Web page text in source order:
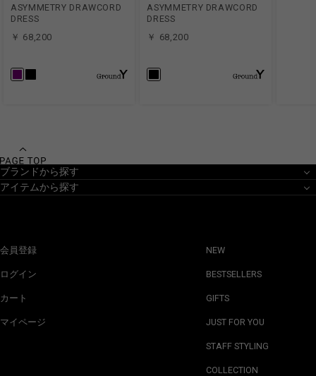
ASYMMETRY DRAWCORD
DRESS
￥ 68,200
ASYMMETRY DRAWCORD
DRESS
￥ 68,200
ブランドから探す
アイテムから探す
会員登録
ログイン
カート
マイページ
NEW
BESTSELLERS
GIFTS
JUST FOR YOU
STAFF STYLING
COLLECTION